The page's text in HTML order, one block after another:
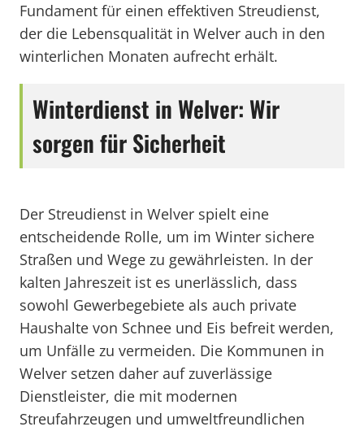
Fundament für einen effektiven Streudienst,
der die Lebensqualität in Welver auch in den
winterlichen Monaten aufrecht erhält.
Winterdienst in Welver: Wir
sorgen für Sicherheit
Der Streudienst in Welver spielt eine
entscheidende Rolle, um im Winter sichere
Straßen und Wege zu gewährleisten. In der
kalten Jahreszeit ist es unerlässlich, dass
sowohl Gewerbegebiete als auch private
Haushalte von Schnee und Eis befreit werden,
um Unfälle zu vermeiden. Die Kommunen in
Welver setzen daher auf zuverlässige
Dienstleister, die mit modernen
Streufahrzeugen und umweltfreundlichen